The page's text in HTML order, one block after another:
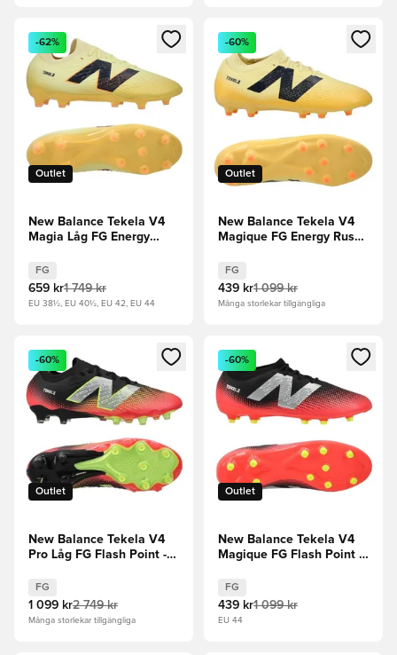
Öppnar en Modal för att logga in eller registrera dig som
Outlet
-62%
New Balance Tekela V4
Magia Låg FG Energy
FG
659 kr1 749 kr
EU 38½, EU 40½, EU 42, EU 44
Öppnar en Modal för att
Outlet
-60%
New Balance Tekela V4
Magique FG Energy Rush -
FG
439 kr1 099 kr
Många storlekar tillgängliga
Öppnar en Modal för att logga in eller registrera dig som
Outlet
-60%
New Balance Tekela V4
Pro Låg FG Flash Point -
FG
1 099 kr2 749 kr
Många storlekar tillgängliga
Öppnar en Modal för att
Outlet
-60%
New Balance Tekela V4
Magique FG Flash Point -
FG
439 kr1 099 kr
EU 44